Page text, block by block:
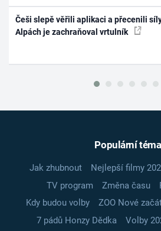
Češi slepě věřili aplikaci a přecenili
Alpách je zachraňoval vrtulník
Populární
Jak zhubnout Nejlepší filmy
TV program
Změna času
Kdy budou volby
ZOO Nové
7 pádů Honzy Dědka
Volby